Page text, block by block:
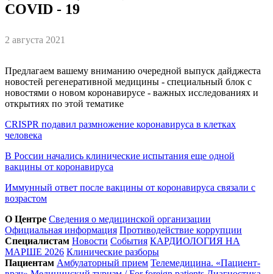
COVID - 19
2 августа 2021
Предлагаем вашему вниманию очередной выпуск дайджеста
новостей регенеративной медицины - специальный блок с
новостями о новом коронавирусе - важных исследованиях и
открытиях по этой тематике
CRISPR подавил размножение коронавируса в клетках
человека
В России начались клинические испытания еще одной
вакцины от коронавируса
Иммунный ответ после вакцины от коронавируса связали с
возрастом
О Центре Сведения о медицинской организации
Официальная информация Противодействие коррупции
Специалистам Новости События КАРДИОЛОГИЯ НА
МАРШЕ 2026 Клинические разборы
Пациентам Амбулаторный прием Телемедицина. «Пациент-